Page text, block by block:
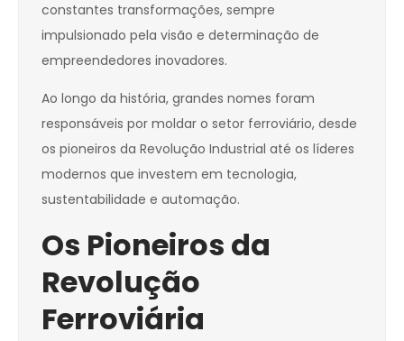
constantes transformações, sempre
impulsionado pela visão e determinação de
empreendedores inovadores.
Ao longo da história, grandes nomes foram
responsáveis por moldar o setor ferroviário, desde
os pioneiros da Revolução Industrial até os líderes
modernos que investem em tecnologia,
sustentabilidade e automação.
Os Pioneiros da
Revolução
Ferroviária